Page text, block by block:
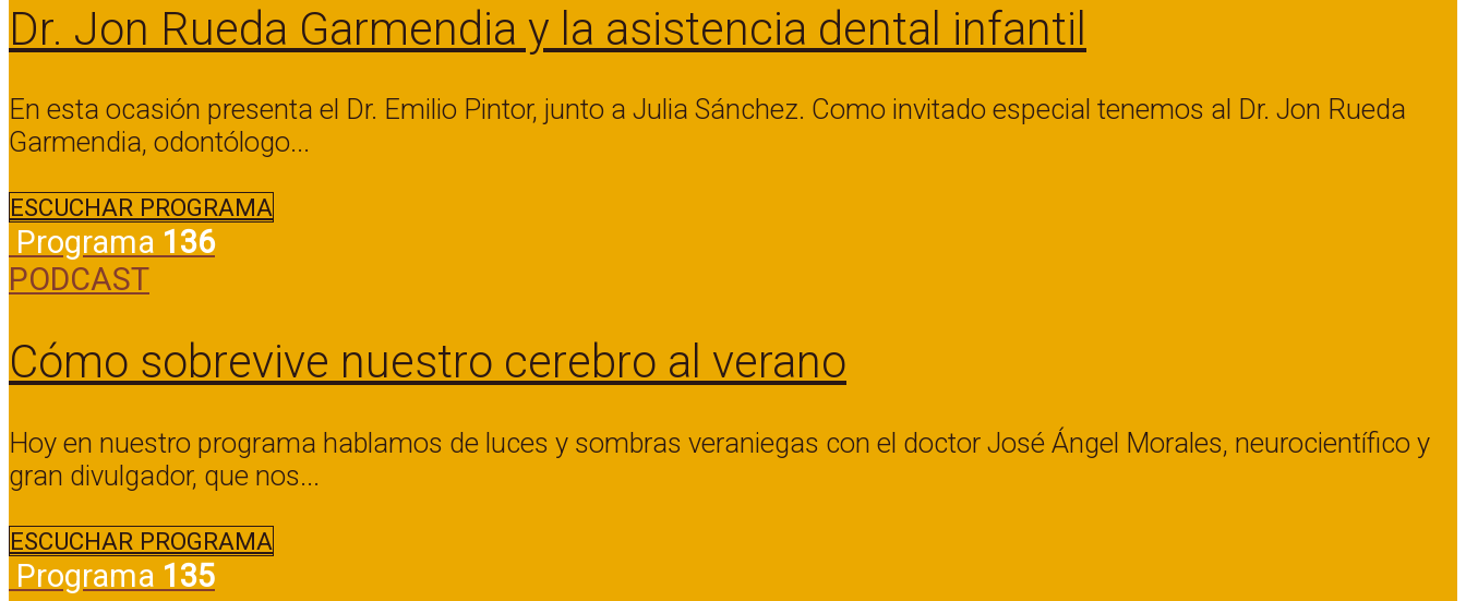
Dr. Jon Rueda Garmendia y la asistencia dental infantil
En esta ocasión presenta el Dr. Emilio Pintor, junto a Julia Sánchez. Como invitado especial tenemos al Dr. Jon Rueda
Garmendia, odontólogo...
ESCUCHAR PROGRAMA
Programa 136
PODCAST
Cómo sobrevive nuestro cerebro al verano
Hoy en nuestro programa hablamos de luces y sombras veraniegas con el doctor José Ángel Morales, neurocientífico y
gran divulgador, que nos...
ESCUCHAR PROGRAMA
Programa 135